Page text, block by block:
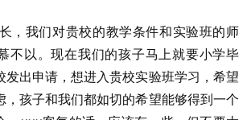
，我们对贵校的教学条件和实验班的师
不以。现在我们的孩子马上就要小学毕
发出申请，想进入贵校实验班学习，希望
，孩子和我们都如切的希望能够得到一个